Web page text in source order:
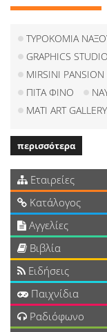
ΤΥΡΟΚΟΜΙΑ
GRAPHICS
MIRSINI PANSION
ΠΙΤΑ ΦΙΝΟ
MATI ART GALLERY
περισσότερα
Εταιρείες
Κατάλογος
Αγγελίες
Βιβλία
Ειδήσεις
Παιχνίδια
Ραδιόφωνο